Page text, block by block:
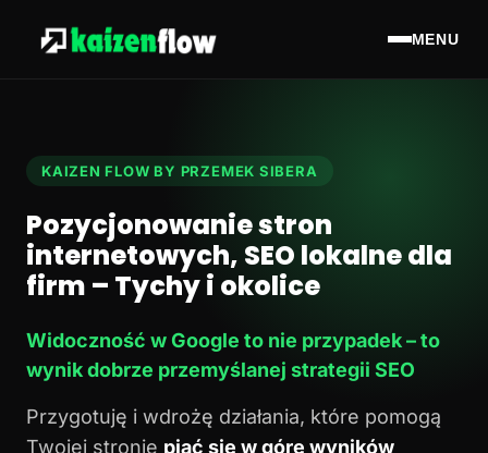
MENU
KAIZEN FLOW BY PRZEMEK SIBERA
Pozycjonowanie stron
internetowych, SEO lokalne dla
firm – Tychy i okolice
Widoczność w Google to nie przypadek – to
wynik dobrze przemyślanej strategii SEO
Przygotuję i wdrożę działania, które pomogą
Twojej stronie piąć się w górę wyników